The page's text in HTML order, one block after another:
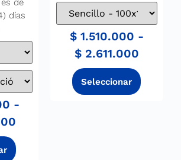
de
días
-
$1.510.000 -
$2.611.000